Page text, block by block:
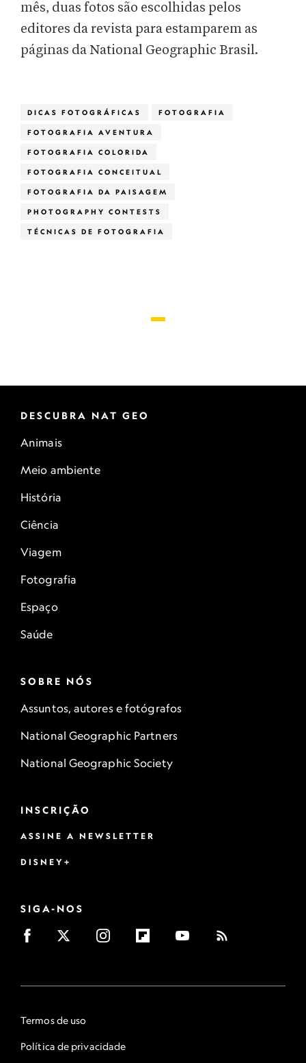
mês, duas fotos são escolhidas pelos
editores da revista para estamparem as
páginas da National Geographic Brasil.
DICAS FOTOGRÁFICAS FOTOGRAFIA
FOTOGRAFIA AVENTURA
FOTOGRAFIA COLORIDA
FOTOGRAFIA CONCEITUAL
FOTOGRAFIA DA PAISAGEM
PHOTOGRAPHY CONTESTS
TÉCNICAS DE FOTOGRAFIA
DESCUBRA NAT GEO
Animais
Meio ambiente
História
Ciência
Viagem
Fotografia
Espaço
Saúde
SOBRE NÓS
Assuntos, autores e fotógrafos
National Geographic Partners
National Geographic Society
INSCRIÇÃO
ASSINE A NEWSLETTER
DISNEY+
SIGA-NOS
Termos de uso
Política de privacidade